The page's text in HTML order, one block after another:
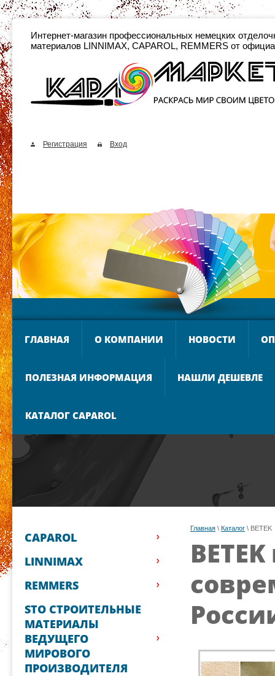
Интернет-магазин профессиональных
материалов LINNIMAX, CAPAROL, REMMERS от
Регистрация Вход
ГЛАВНАЯ О КОМПАНИИ НОВОСТИ
ПОЛЕЗНАЯ ИНФОРМАЦИЯ НАШЛИ ДЕШЕВЛЕ
КАТАЛОГ CAPAROL
CAPAROL
LINNIMAX
REMMERS
STO СТРОИТЕЛЬНЫЕ
МАТЕРИАЛЫ
ВЕДУЩЕГО
МИРОВОГО
ПРОИЗВОДИТЕЛЯ
Главная \ Каталог \ BETEK